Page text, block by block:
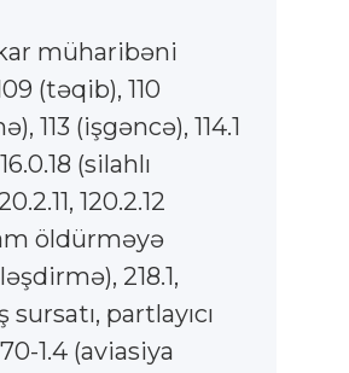
müharibəni
(təqib), 110
113 (işgəncə), 114.1
(silahlı
120.2.12
öldürməyə
218.1,
partlayıcı
1.4 (aviasiya